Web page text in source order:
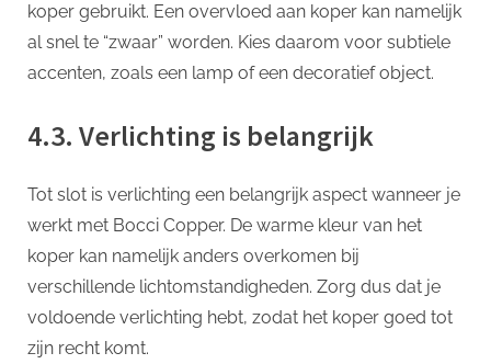
koper gebruikt. Een overvloed aan koper kan namelijk
al snel te “zwaar” worden. Kies daarom voor subtiele
accenten, zoals een lamp of een decoratief object.
4.3. Verlichting is belangrijk
Tot slot is verlichting een belangrijk aspect wanneer je
werkt met Bocci Copper. De warme kleur van het
koper kan namelijk anders overkomen bij
verschillende lichtomstandigheden. Zorg dus dat je
voldoende verlichting hebt, zodat het koper goed tot
zijn recht komt.